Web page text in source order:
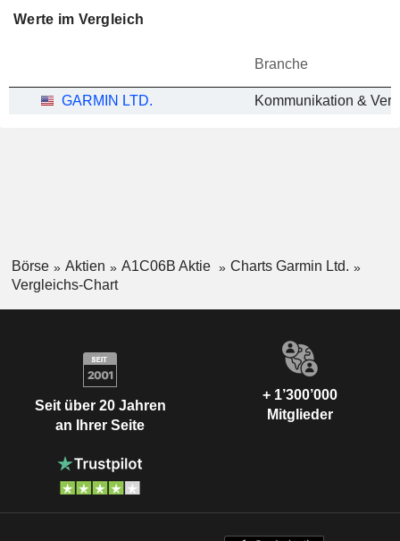
Werte im Vergleich
Branche
GARMIN LTD.
Börse Aktien A1C06B Aktie
Charts Garmin Ltd.
Vergleichs-Chart
Seit über 20 Jahren
an Ihrer Seite
+ 1’300’000
Mitglieder